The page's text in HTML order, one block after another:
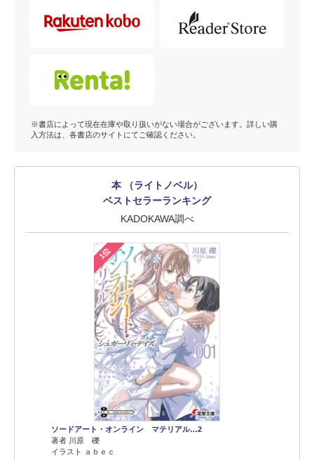
※書店によって現在在庫や取り扱いがない場合がございます。詳しい購
入方法は、各書店のサイトにてご確認ください。
本 （ライトノベル）
ベストセラーランキング
KADOKAWA調べ
1位
ソードアート・オンライン マテリアル…2
著者 川原 礫
イラスト ａｂｅｃ